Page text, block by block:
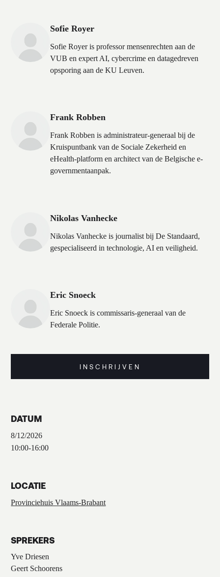
Sofie Royer
Sofie Royer is professor mensenrechten aan de
VUB en expert AI, cybercrime en datagedreven
opsporing aan de KU Leuven.
Frank Robben
Frank Robben is administrateur-generaal bij de
Kruispuntbank van de Sociale Zekerheid en
eHealth-platform en architect van de Belgische e-
governmentaanpak.
Nikolas Vanhecke
Nikolas Vanhecke is journalist bij De Standaard,
gespecialiseerd in technologie, AI en veiligheid.
Eric Snoeck
Eric Snoeck is commissaris-generaal van de
Federale Politie.
INSCHRIJVEN
DATUM
8/12/2026
10:00-16:00
LOCATIE
Provinciehuis Vlaams-Brabant
SPREKERS
Yve Driesen
Geert Schoorens